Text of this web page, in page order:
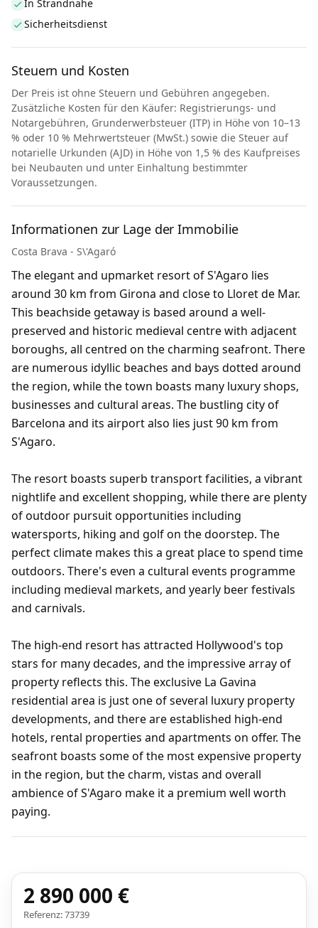
In Strandnähe
Sicherheitsdienst
Steuern und Kosten
Der Preis ist ohne Steuern und Gebühren angegeben.
Zusätzliche Kosten für den Käufer: Registrierungs- und
Notargebühren, Grunderwerbsteuer (ITP) in Höhe von 10–13
% oder 10 % Mehrwertsteuer (MwSt.) sowie die Steuer auf
notarielle Urkunden (AJD) in Höhe von 1,5 % des Kaufpreises
bei Neubauten und unter Einhaltung bestimmter
Voraussetzungen.
Informationen zur Lage der Immobilie
Costa Brava - S\'Agaró
The elegant and upmarket resort of S'Agaro lies
around 30 km from Girona and close to Lloret de Mar.
This beachside getaway is based around a well-
preserved and historic medieval centre with adjacent
boroughs, all centred on the charming seafront. There
are numerous idyllic beaches and bays dotted around
the region, while the town boasts many luxury shops,
businesses and cultural areas. The bustling city of
Barcelona and its airport also lies just 90 km from
S'Agaro.
The resort boasts superb transport facilities, a vibrant
nightlife and excellent shopping, while there are plenty
of outdoor pursuit opportunities including
watersports, hiking and golf on the doorstep. The
perfect climate makes this a great place to spend time
outdoors. There's even a cultural events programme
including medieval markets, and yearly beer festivals
and carnivals.
The high-end resort has attracted Hollywood's top
stars for many decades, and the impressive array of
property reflects this. The exclusive La Gavina
residential area is just one of several luxury property
developments, and there are established high-end
hotels, rental properties and apartments on offer. The
seafront boasts some of the most expensive property
in the region, but the charm, vistas and overall
ambience of S'Agaro make it a premium well worth
paying.
2 890 000 €
Referenz: 73739